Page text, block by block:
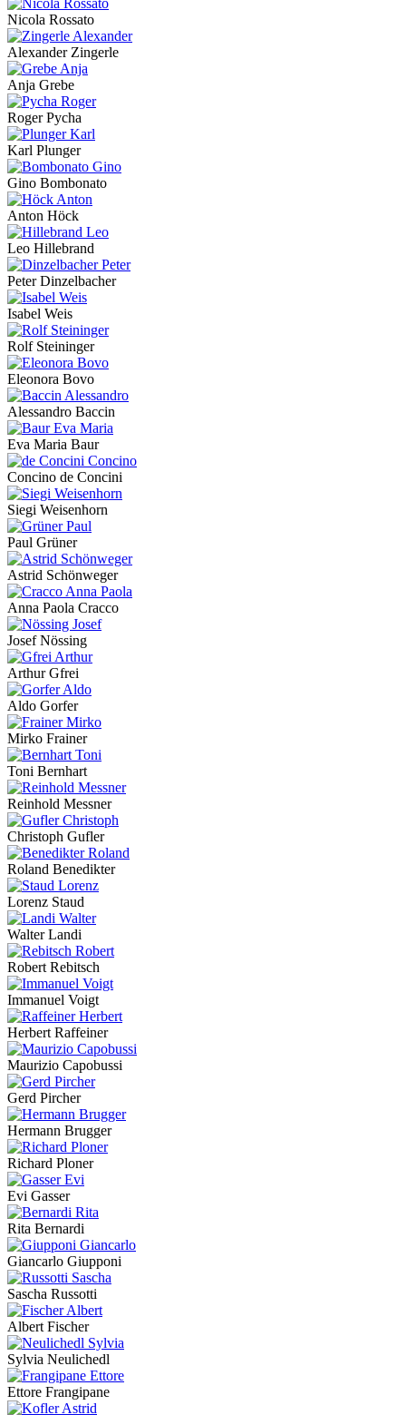
Nicola Rossato
Alexander Zingerle
Anja Grebe
Roger Pycha
Karl Plunger
Gino Bombonato
Anton Höck
Leo Hillebrand
Peter Dinzelbacher
Isabel Weis
Rolf Steininger
Eleonora Bovo
Alessandro Baccin
Eva Maria Baur
Concino de Concini
Siegi Weisenhorn
Paul Grüner
Astrid Schönweger
Anna Paola Cracco
Josef Nössing
Arthur Gfrei
Aldo Gorfer
Mirko Frainer
Toni Bernhart
Reinhold Messner
Christoph Gufler
Roland Benedikter
Lorenz Staud
Walter Landi
Robert Rebitsch
Immanuel Voigt
Herbert Raffeiner
Maurizio Capobussi
Gerd Pircher
Hermann Brugger
Richard Ploner
Evi Gasser
Rita Bernardi
Giancarlo Giupponi
Sascha Russotti
Albert Fischer
Sylvia Neulichedl
Ettore Frangipane